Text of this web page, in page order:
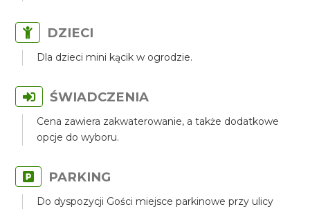
DZIECI
Dla dzieci mini kącik w ogrodzie.
ŚWIADCZENIA
Cena zawiera zakwaterowanie, a także dodatkowe
opcje do wyboru.
PARKING
Do dyspozycji Gości miejsce parkinowe przy ulicy